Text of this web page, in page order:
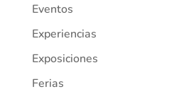
Eventos
Experiencias
Exposiciones
Ferias